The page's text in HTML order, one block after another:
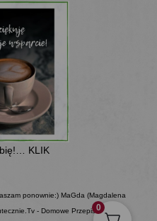
KLIK
ponownie:) MaGda (Magdalena
- Domowe Przepisy0